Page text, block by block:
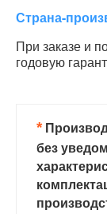
Страна-
При заказе и
годовую
*
без